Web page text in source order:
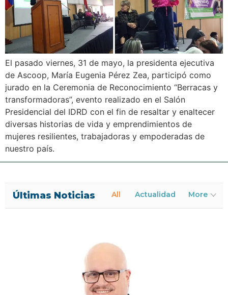
El pasado viernes, 31 de mayo, la presidenta ejecutiva
de Ascoop, María Eugenia Pérez Zea, participó como
jurado en la Ceremonia de Reconocimiento “Berracas y
transformadoras”, evento realizado en el Salón
Presidencial del IDRD con el fin de resaltar y enaltecer
diversas historias de vida y emprendimientos de
mujeres resilientes, trabajadoras y empoderadas de
nuestro país.
Últimas Noticias All Actualidad More